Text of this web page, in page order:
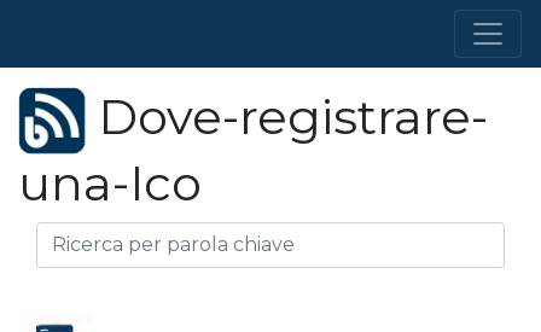
Dove-registrare-
una-Ico